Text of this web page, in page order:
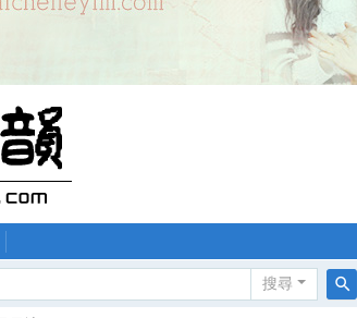
搜尋